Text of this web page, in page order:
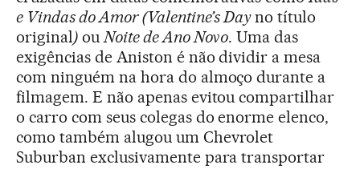
e Vindas do Amor (Valentine’s Dayno título
original)ouNoite de Ano Novo. Uma das
exigências de Aniston é não dividir a mesa
com ninguém na hora do almoço durante a
filmagem. E não apenas evitou compartilhar
o carro com seus colegas do enorme elenco,
como também alugou um Chevrolet
Suburban exclusivamente para transportar